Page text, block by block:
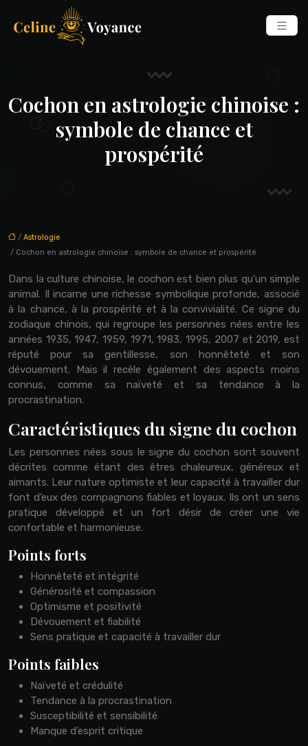
Cochon en astrologie chinoise :
symbole de chance et
prospérité
/ Astrologie
/ Cochon en astrologie chinoise : symbole de chance et prospérité
Dans la culture chinoise, le cochon est bien plus qu’un simple
animal. Il incarne une richesse symbolique profonde, associé
à la chance, à la prospérité et à la convivialité. Ce signe du
zodiaque chinois, qui regroupe les personnes nées entre les
années 1935, 1947, 1959, 1971, 1983, 1995, 2007 et 2019, est
réputé pour sa gentillesse, son honnêteté et son
dévouement. Mais il recèle également des aspects moins
connus, comme sa naïveté et sa tendance à la
procrastination.
Caractéristiques du signe du cochon
Les personnes nées sous le signe du cochon sont souvent
décrites comme étant des êtres chaleureux, généreux et
aimants. Leur nature optimiste et leur capacité à travailler dur
font d’eux des compagnons fiables et loyaux. Ils ont un sens
pratique développé et un fort désir de créer une vie
confortable et harmonieuse.
Points forts
Honnêteté et intégrité
Générosité et compassion
Optimisme et positivité
Dévouement et fiabilité
Sens pratique et capacité à travailler dur
Points faibles
Naïveté et crédulité
Tendance à la procrastination
Susceptibilité et sensibilité
Manque d’esprit critique